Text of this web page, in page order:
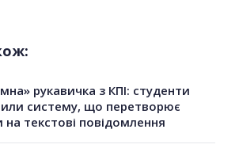
рукавичка з КПІ: студенти
систему, що перетворює
на текстові повідомлення